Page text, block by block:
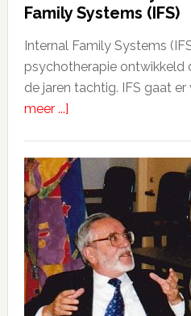
Family Systems (IFS)
Internal Family Systems
psychotherapie ontwikkeld
de jaren tachtig. IFS gaat er
meer ...]